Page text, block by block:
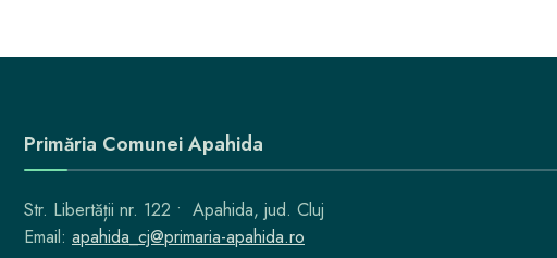
Primăria Comunei Apahida
Str. Libertății nr. 122 • Apahida, jud. Cluj
Email: apahida_cj@primaria-apahida.ro